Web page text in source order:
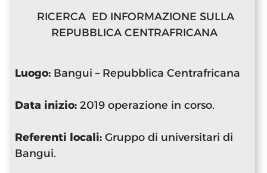
RICERCA ED INFORMAZIONE SULLA
REPUBBLICA CENTRAFRICANA
Luogo: Bangui – Repubblica Centrafricana
Data inizio: 2019 operazione in corso.
Referenti locali: Gruppo di universitari di
Bangui.